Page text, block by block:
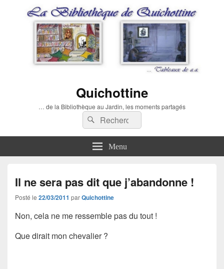
Quichottine
… de la Bibliothèque au Jardin, les moments partagés
Recherche :
Rechercher
Menu
Il ne sera pas dit que j’abandonne !
Posté le 22/03/2011 parQuichottine
Non, cela ne me ressemble pas du tout !
Que dirait mon chevalier ?